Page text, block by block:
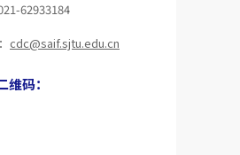
62933184
cdc@saif.sjtu.edu.cn
维码：